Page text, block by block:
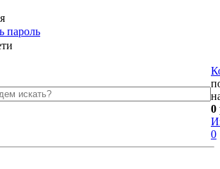
пароль
0
0